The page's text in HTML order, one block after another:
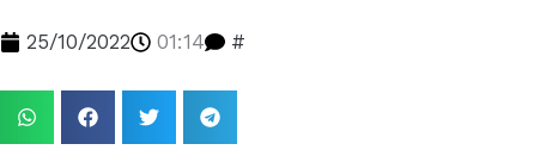
25/10/2022 01:14 #